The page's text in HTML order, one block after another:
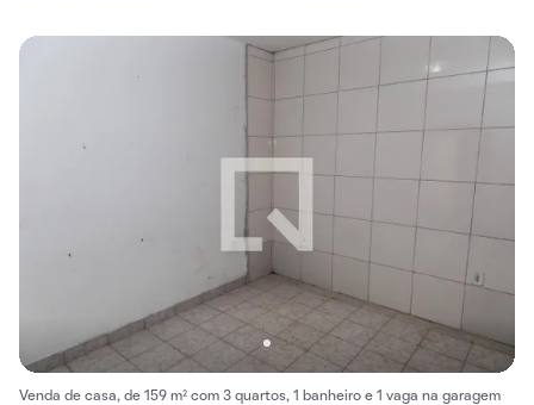
Venda de casa, de 159 m² com 3 quartos, 1 banheiro e 1 vaga na garagem